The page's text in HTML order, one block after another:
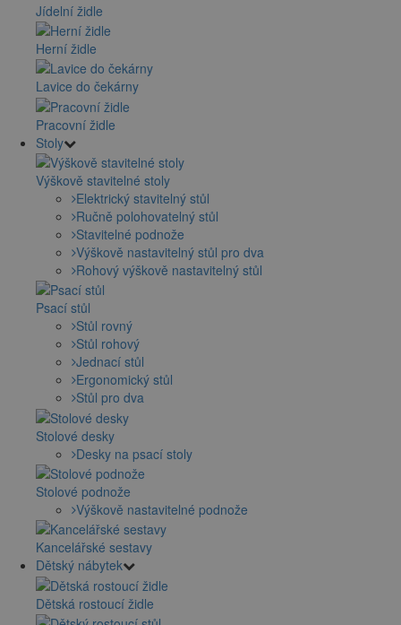
Jídelní židle
Herní židle
Lavice do čekárny
Pracovní židle
Stoly
Výškově stavitelné stoly
Elektrický stavitelný stůl
Ručně polohovatelný stůl
Stavitelné podnože
Výškově nastavitelný stůl pro dva
Rohový výškově nastavitelný stůl
Psací stůl
Stůl rovný
Stůl rohový
Jednací stůl
Ergonomický stůl
Stůl pro dva
Stolové desky
Desky na psací stoly
Stolové podnože
Výškově nastavitelné podnože
Kancelářské sestavy
Dětský nábytek
Dětská rostoucí židle